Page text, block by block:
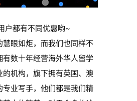
户都有不同优惠哟~
慧眼如炬，而我们也同样不
有数十年经营海外华人留学
的机构，旗下拥有英国、澳
专业写手，他们都是我们精